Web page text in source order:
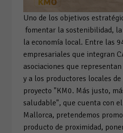
Uno de los objetivos
fomentar la sostenibilidad,
la economía local. Entre las
empresariales que integran
asociaciones que
y a los productores locales
proyecto "KM0. Más justo,
saludable", que cuenta con
Mallorca, pretendemos
producto de proximidad,